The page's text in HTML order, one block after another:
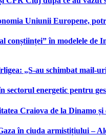
Uniunii Europene,
conștiinței” în modelele
„S-au schimbat mail-
energetic pentru
Craiova de la Dinamo
în ciuda armistițiului –